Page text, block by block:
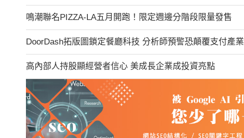
鳴潮聯名PIZZA-LA五月開跑！限定週邊分階段限量發售
DoorDash拓版圖鎖定餐廳科技 分析師預警恐顛覆支付產業
高內部人持股顯經營者信心 美成長企業成投資亮點